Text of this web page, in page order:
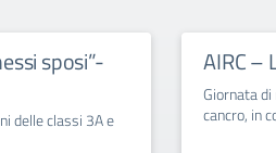
sposi”-
delle classi 3A e
AIRC –
Giornata
cancro, in